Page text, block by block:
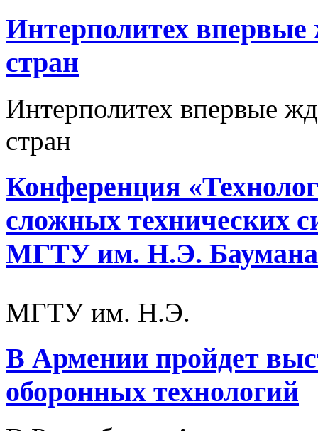
Интерполитех впервые
стран
Интерполитех впервые
стран
Конференция
сложных технических
МГТУ им. Н.Э. Баумана
МГТУ им. Н.Э.
В Армении пройдет
оборонных технологий